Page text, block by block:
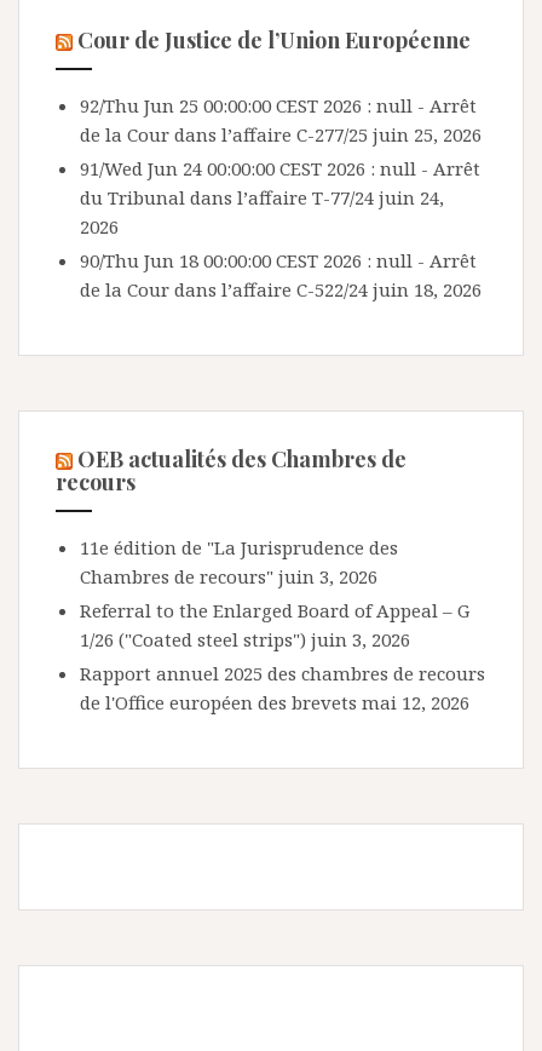
Cour de Justice de l’Union Européenne
92/Thu Jun 25 00:00:00 CEST 2026 : null - Arrêt
de la Cour dans l’affaire C-277/25 juin 25, 2026
91/Wed Jun 24 00:00:00 CEST 2026 : null - Arrêt
du Tribunal dans l’affaire T-77/24 juin 24,
2026
90/Thu Jun 18 00:00:00 CEST 2026 : null - Arrêt
de la Cour dans l’affaire C-522/24 juin 18, 2026
OEB actualités des Chambres de
recours
11e édition de "La Jurisprudence des
Chambres de recours" juin 3, 2026
Referral to the Enlarged Board of Appeal – G
1/26 ("Coated steel strips") juin 3, 2026
Rapport annuel 2025 des chambres de recours
de l'Office européen des brevets mai 12, 2026